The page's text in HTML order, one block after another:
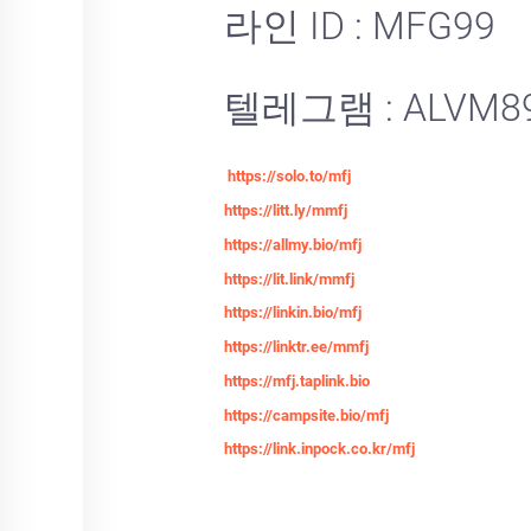
라인 ID : MFG99
텔레그램 :
https://solo.to/mfj
https://litt.ly/mmfj
https://allmy.bio/mfj
https://lit.link/mmfj
https://linkin.bio/mfj
https://linktr.ee/mmfj
https://mfj.taplink.bio
https://campsite.bio/mfj
https://link.inpock.co.kr/mfj